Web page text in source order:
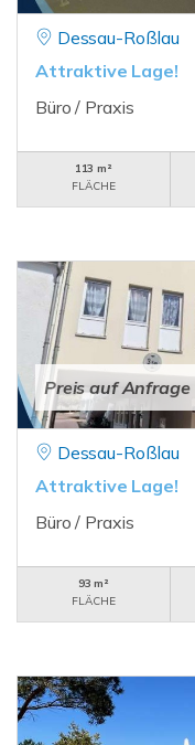
Dessau-Roßlau
Attraktive Lage!
Büro / Praxis
113 m²
FLÄCHE
Preis auf Anfrage
Dessau-Roßlau
Attraktive Lage!
Büro / Praxis
93 m²
FLÄCHE